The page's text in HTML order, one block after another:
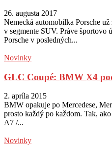
26. augusta 2017
Nemecká automobilka Porsche
v segmente SUV. Práve športovo
Porsche v posledných...
Novinky
GLC Coupé: BMW X4
2. apríla 2015
BMW opakuje po Mercedese,
prosto každý po každom. Tak,
A7 /...
Novinky